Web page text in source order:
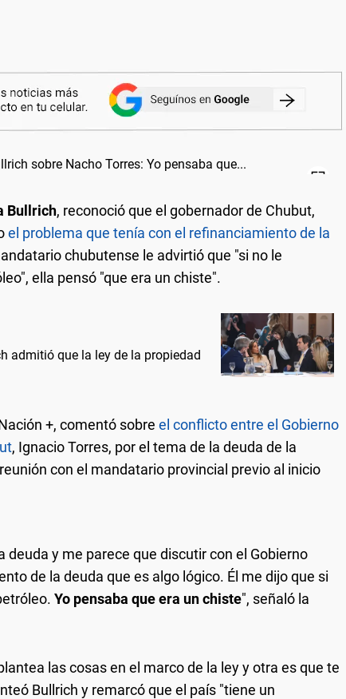
Bullrich, reconoció que el gobernador de Chubut,
el problema que tenía con el refinanciamiento de la
chubutense le advirtió que "si no le
ella pensó "que era un chiste".
admitió que la ley de la propiedad
+, comentó sobre el conflicto entre el Gobierno
, Ignacio Torres, por el tema de la deuda de la
con el mandatario provincial previo al inicio
deuda y me parece que discutir con el Gobierno
de la deuda que es algo lógico. Él me dijo que si
Yo pensaba que era un chiste", señaló la
las cosas en el marco de la ley y otra es que te
Bullrich y remarcó que el país "tiene un